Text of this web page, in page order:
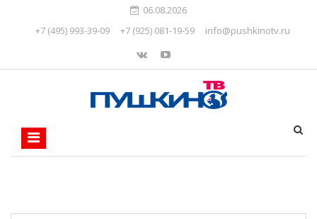
06.08.2026
+7 (495) 993-39-09
+7 (925) 081-19-59 info@pushkinotv.ru